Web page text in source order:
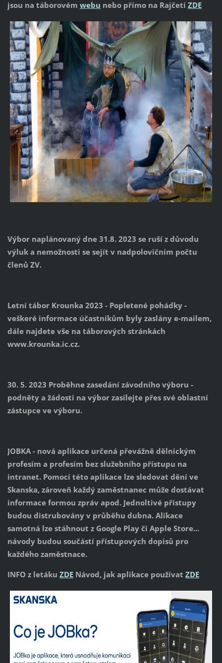
jsou na táborovém webu nebo přímo na Rajčeti ZDE
Výbor naplánovaný dne 31.8. 2023 se ruší z důvodu
výluk a nemožnosti se sejít v nadpolovičním počtu
členů ZV.
Letní tábor Krounka 2023 - Popletené pohádky -
veškeré informace účastníkům byly zaslány e-mailem,
dále najdete vše na táborových stránkách
www.krounka.ic.cz.
30. 5. 2023 Proběhne zasedání závodního výboru -
podněty a žádosti na výbor zasílejte přes své oblastní
zástupce ve výboru.
JOBKA - nová aplikace určená převážně dělnickým
profesím a profesím bez služebního přístupu na
intranet. Pomocí této aplikace lze sledovat dění ve
Skanska, zároveň každý zaměstnanec může dostávat
informace formou zpráv apod. Jednoltivé přístupy
budou distrubovány v průběhu dubna. Alikace
samotná lze stáhnout z Google Play či Apple Store...
návody budou součástí přístupových dopisů pro
každého zaměstnace.
INFO z letáku ZDENávod, jak aplikace používat ZDE